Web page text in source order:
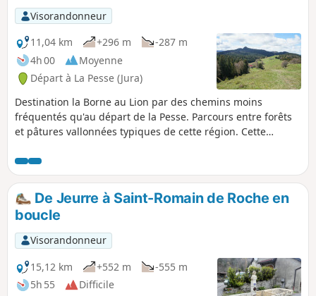
Visorandonneur
11,04 km
+296 m
-287 m
4h 00
Moyenne
Départ à La Pesse (Jura)
Destination la Borne au Lion par des chemins moins
fréquentés qu'au départ de la Pesse. Parcours entre forêts
et pâtures vallonnées typiques de cette région. Cette
les paysages sont d'une grande beauté, été comme hiver. Le
parcours est sans difficulté, les balisages réguliers.
De Jeurre à Saint-Romain de Roche en
boucle
Visorandonneur
15,12 km
+552 m
-555 m
5h 55
Difficile